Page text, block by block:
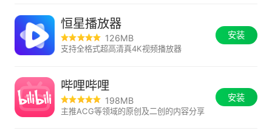
恒星播放器
126MB
支持全格式超高清真4K视频播放器
安装
哔哩哔哩
198MB
主推ACG等领域的原创及二创的内容分享
安装